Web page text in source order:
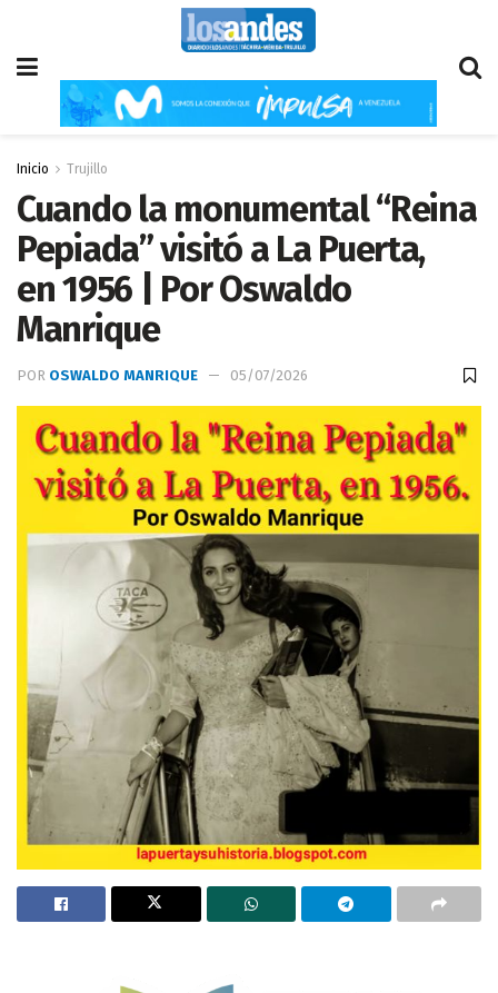
Inicio Trujillo
Cuando la monumental “Reina
Pepiada” visitó a La Puerta,
en 1956 | Por Oswaldo
Manrique
POR OSWALDO MANRIQUE 05/07/2026